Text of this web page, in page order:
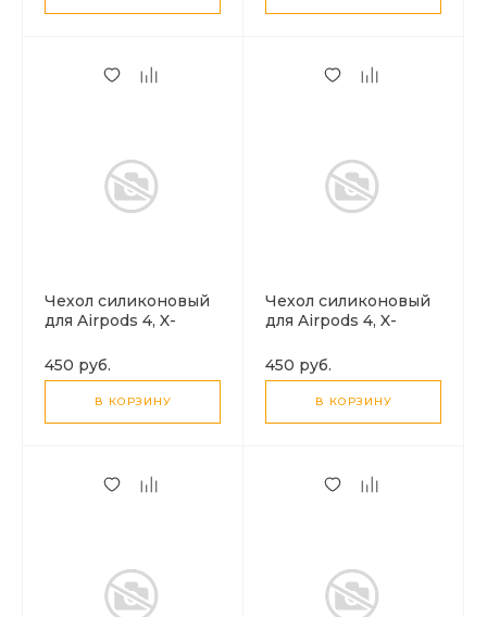
Чехол силиконовый
для Airpods 4, X-
с карабином
450 руб.
В КОРЗИНУ
Чехол силиконовый
для Airpods 4, X-
карабином
450 руб.
В КОРЗИНУ